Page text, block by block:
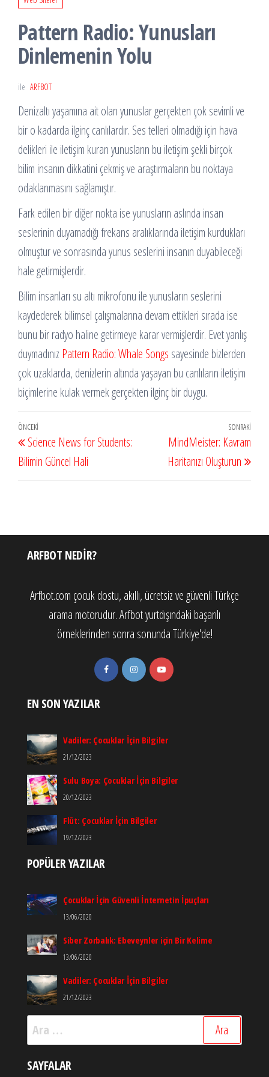
Pattern Radio: Yunusları
Dinlemenin Yolu
ile ARFBOT
Denizaltı yaşamına ait olan yunuslar gerçekten çok sevimli ve
bir o kadarda ilginç canlılardır. Ses telleri olmadığı için hava
delikleri ile iletişim kuran yunusların bu iletişim şekli birçok
bilim insanın dikkatini çekmiş ve araştırmaların bu noktaya
odaklanmasını sağlamıştır.
Fark edilen bir diğer nokta ise yunusların aslında insan
seslerinin duyamadığı frekans aralıklarında iletişim kurdukları
olmuştur ve sonrasında yunus seslerini insanın duyabileceği
hale getirmişlerdir.
Bilim insanları su altı mikrofonu ile yunusların seslerini
kaydederek bilimsel çalışmalarına devam ettikleri sırada ise
bunu bir radyo haline getirmeye karar vermişlerdir. Evet yanlış
duymadınız Pattern Radio: Whale Songs sayesinde bizlerden
çok uzaklarda, denizlerin altında yaşayan bu canlıların iletişim
biçimlerine kulak vermek gerçekten ilginç bir duygu.
Yazı
gezinmesi
Önceki
Yazı
ÖNCEKI
Science News for Students:
Bilimin Güncel Hali
SONRAKI
MindMeister: Kavram
Haritanızı Oluşturun
ARFBOT NEDIR?
Arfbot.com çocuk dostu, akıllı, ücretsiz ve güvenli Türkçe
arama motorudur. Arfbot yurtdışındaki başarılı
örneklerinden sonra sonunda Türkiye'de!
EN SON YAZILAR
Vadiler: Çocuklar İçin Bilgiler
21/12/2023
Sulu Boya: Çocuklar İçin Bilgiler
20/12/2023
Flüt: Çocuklar İçin Bilgiler
19/12/2023
POPÜLER YAZILAR
Çocuklar İçin Güvenli İnternetin İpuçları
13/06/2020
Siber Zorbalık: Ebeveynler için Bir Kelime
13/06/2020
Vadiler: Çocuklar İçin Bilgiler
21/12/2023
Arama:
SAYFALAR